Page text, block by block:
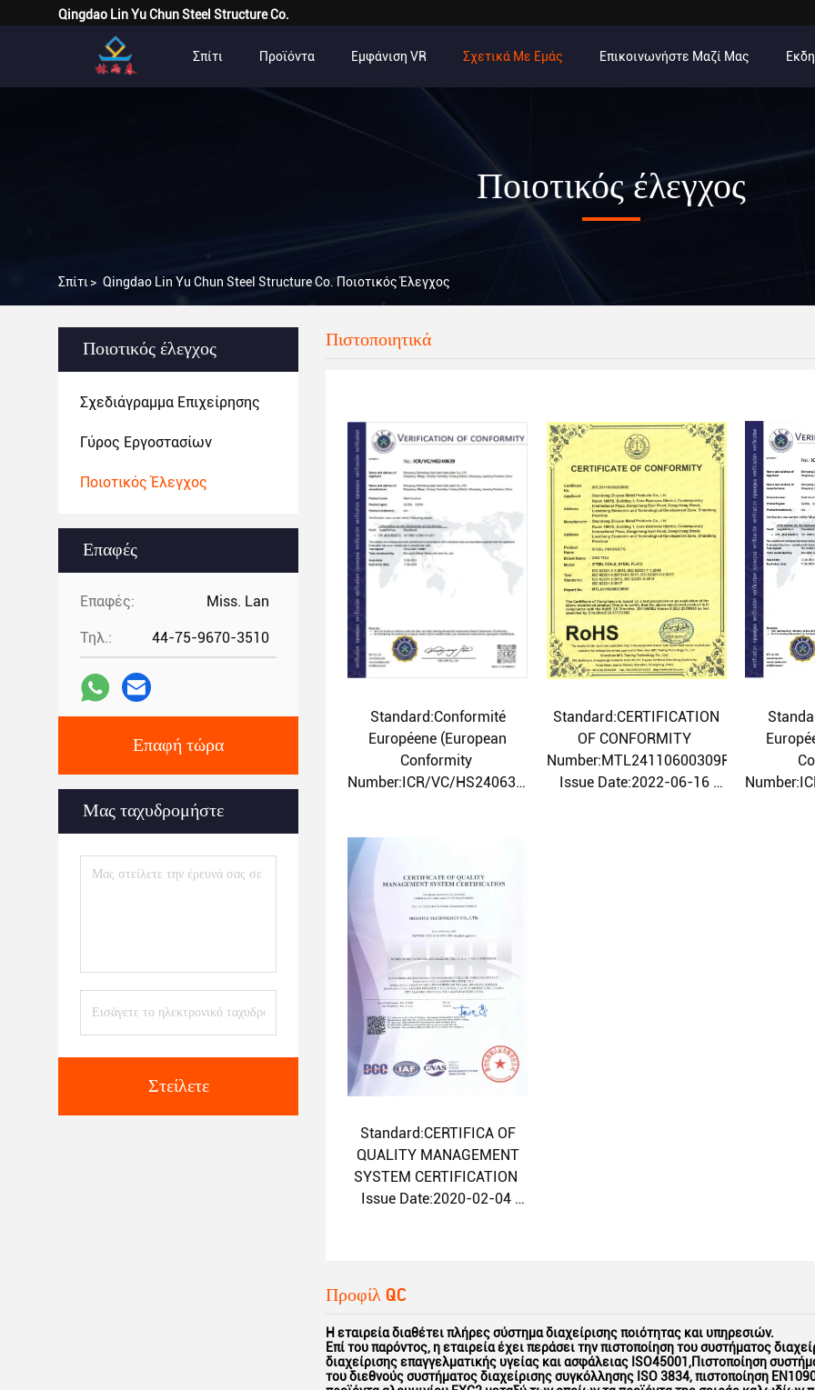
Qingdao Lin Yu Chun Steel Structure Co.
Σπίτι Προϊόντα Εμφάνιση VR Σχετικά Με Εμάς Επικοινωνήστε Μαζί Μας
Ποιοτικός έλεγχος
Σπίτι > Qingdao Lin Yu Chun Steel Structure Co. Ποιοτικός Έλεγχος
Ποιοτικός έλεγχος
Σχεδιάγραμμα Επιχείρησης
Γύρος Εργοστασίων
Ποιοτικός Έλεγχος
Επαφές
Επαφές: Miss. Lan
Τηλ.: 44-75-9670-3510
Επαφή τώρα
Μας ταχυδρομήστε
Στείλετε
Πιστοποιητικά
Standard:Conformité
Européene (European
Conformity
Number:ICR/VC/HS240639
Standard:CERTIFICATION
OF CONFORMITY
Number:MTL24110600309R02
Issue Date:2022-06-16
Standard:CERTIFICA OF
QUALITY MANAGEMENT
SYSTEM CERTIFICATION
Issue Date:2020-02-04
Προφίλ QC
Η εταιρεία διαθέτει πλήρες σύστημα διαχείρισης ποιότητας και υπηρεσιών.
Επί του παρόντος, η εταιρεία έχει περάσει την πιστοποίηση του συστήματος
διαχείρισης επαγγελματικής υγείας και ασφάλειας ISO45001,Πιστοποίηση
του διεθνούς συστήματος διαχείρισης συγκόλλησης ISO 3834, πιστοποίηση